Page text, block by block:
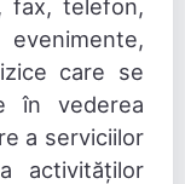
fax, telefon,
care se
în vederea
a serviciilor
activităților